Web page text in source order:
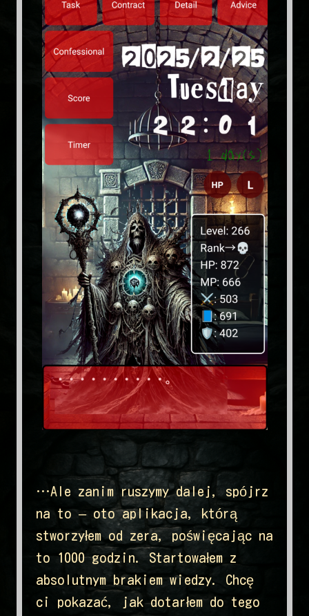
…Ale zanim ruszymy dalej, spójrz
na to – oto aplikacja, którą
stworzyłem od zera, poświęcając na
to 1000 godzin. Startowałem z
absolutnym brakiem wiedzy. Chcę
ci pokazać, jak dotarłem do tego